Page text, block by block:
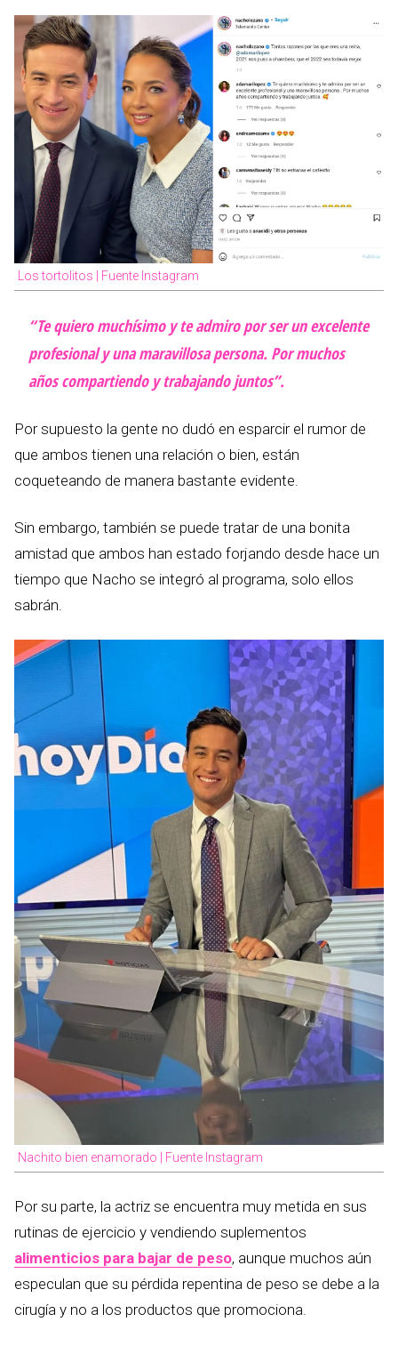
Los tortolitos | Fuente Instagram
“Te quiero muchísimo y te admiro por ser un excelente
profesional y una maravillosa persona. Por muchos
años compartiendo y trabajando juntos”.
Por supuesto la gente no dudó en esparcir el rumor de
que ambos tienen una relación o bien, están
coqueteando de manera bastante evidente.
Sin embargo, también se puede tratar de una bonita
amistad que ambos han estado forjando desde hace un
tiempo que Nacho se integró al programa, solo ellos
sabrán.
Nachito bien enamorado | Fuente Instagram
Por su parte, la actriz se encuentra muy metida en sus
rutinas de ejercicio y vendiendo suplementos
alimenticios para bajar de peso, aunque muchos aún
especulan que su pérdida repentina de peso se debe a la
cirugía y no a los productos que promociona.